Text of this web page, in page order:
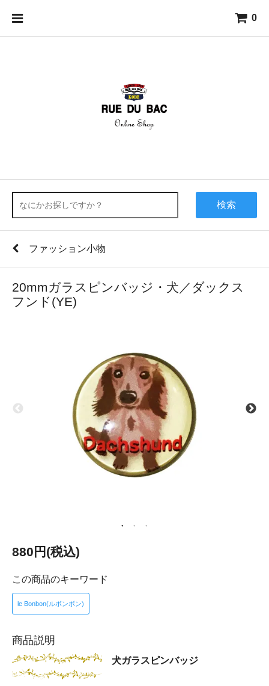
0
検索
ファッション小物
20mmガラスピンバッジ・犬／ダックス
フンド(YE)
880円(税込)
この商品のキーワード
le Bonbon(ルボンボン)
商品説明
犬ガラスピンバッジ